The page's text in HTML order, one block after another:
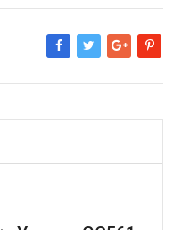
Share Tweet Google+Pinterest